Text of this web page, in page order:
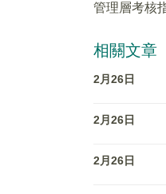
管理層考核
相關文章
2月26日
2月26日
2月26日